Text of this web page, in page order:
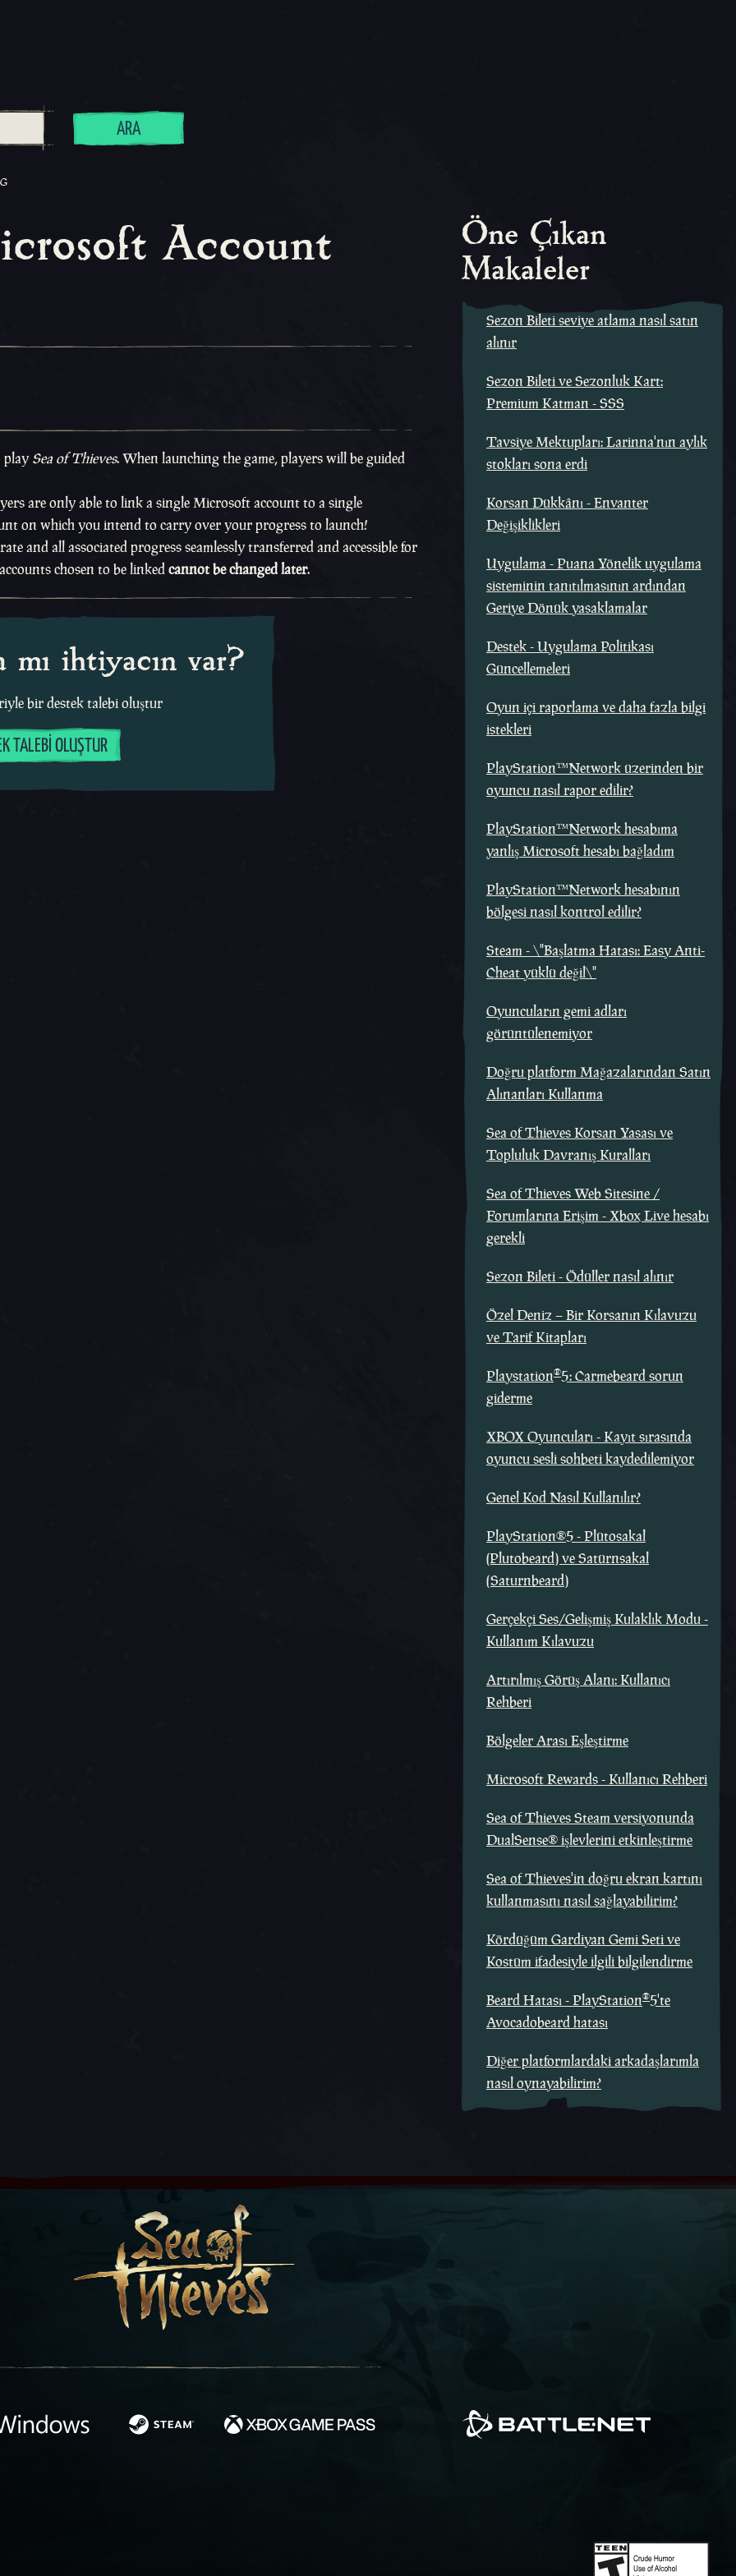
ARA
Account
play Sea of Thieves. When launching the game, players will be guided
are only able to link a single Microsoft account to a single
on which you intend to carry over your progress to launch!
and all associated progress seamlessly transferred and accessible for
chosen to be linkedcannot be changed later.
mı ihtiyacın var?
bir destek talebi oluştur
TALEBI OLUŞTUR
Öne Çıkan
Makaleler
Sezon Bileti seviye atlama nasıl satın
alınır
Sezon Bileti ve Sezonluk Kart:
Premium Katman - SSS
Tavsiye Mektupları: Larinna'nın aylık
stokları sona erdi
Korsan Dükkânı - Envanter
Değişiklikleri
Uygulama - Puana Yönelik uygulama
sisteminin tanıtılmasının ardından
Geriye Dönük yasaklamalar
Destek - Uygulama Politikası
Güncellemeleri
Oyun içi raporlama ve daha fazla bilgi
istekleri
PlayStation™Network üzerinden bir
oyuncu nasıl rapor edilir?
PlayStation™Network hesabıma
yanlış Microsoft hesabı bağladım
PlayStation™Network hesabının
bölgesi nasıl kontrol edilir?
Steam - \"Başlatma Hatası: Easy Anti-
Cheat yüklü değil\"
Oyuncuların gemi adları
görüntülenemiyor
Doğru platform Mağazalarından Satın
Alınanları Kullanma
Sea of Thieves Korsan Yasası ve
Topluluk Davranış Kuralları
Sea of Thieves Web Sitesine /
Forumlarına Erişim - Xbox Live hesabı
gerekli
Sezon Bileti - Ödüller nasıl alınır
Özel Deniz – Bir Korsanın Kılavuzu
ve Tarif Kitapları
Playstation®5: Carmebeard sorun
giderme
XBOX Oyuncuları - Kayıt sırasında
oyuncu sesli sohbeti kaydedilemiyor
Genel Kod Nasıl Kullanılır?
PlayStation®5 - Plütosakal
(Plutobeard) ve Satürnsakal
(Saturnbeard)
Gerçekçi Ses/Gelişmiş Kulaklık Modu -
Kullanım Kılavuzu
Artırılmış Görüş Alanı: Kullanıcı
Rehberi
Bölgeler Arası Eşleştirme
Microsoft Rewards - Kullanıcı Rehberi
Sea of Thieves Steam versiyonunda
DualSense® işlevlerini etkinleştirme
Sea of Thieves'in doğru ekran kartını
kullanmasını nasıl sağlayabilirim?
Kördüğüm Gardiyan Gemi Seti ve
Kostüm ifadesiyle ilgili bilgilendirme
Beard Hatası - PlayStation®5'te
Avocadobeard hatası
Diğer platformlardaki arkadaşlarımla
nasıl oynayabilirim?